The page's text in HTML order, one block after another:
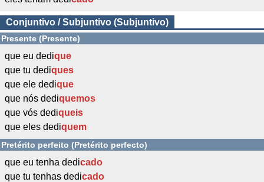
Conjuntivo / Subjuntivo (Subjuntivo)
Presente (Presente)
que eu dedique
que tu dediques
que ele dedique
que nós dediquemos
que vós dediqueis
que eles dediquem
Pretérito perfeito (Pretérito perfecto)
que eu tenha dedicado
que tu tenhas dedicado